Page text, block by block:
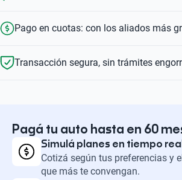
Pago en cuotas: con los aliados más
Transacción segura, sin trámites
Pagá tu auto hasta en 60
Simulá planes en tiempo real
Cotizá según tus preferencias y
que más te convengan.